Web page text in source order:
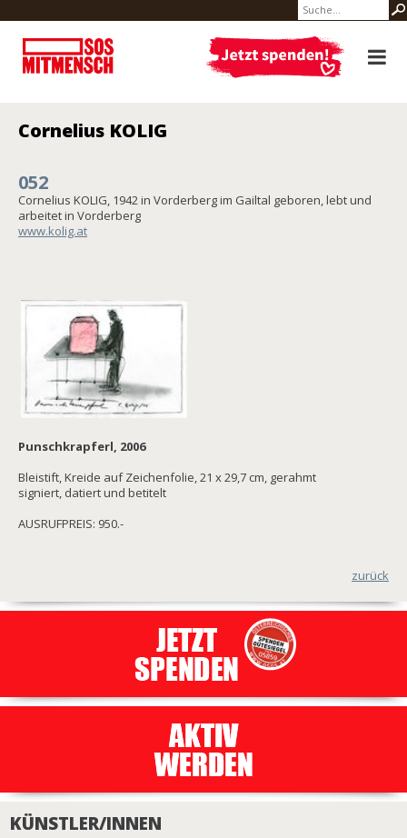
Cornelius KOLIG
052
Cornelius KOLIG, 1942 in Vorderberg im Gailtal geboren, lebt und
arbeitet in Vorderberg
www.kolig.at
Punschkrapferl, 2006
Bleistift, Kreide auf Zeichenfolie, 21 x 29,7 cm, gerahmt
signiert, datiert und betitelt
AUSRUFPREIS: 950.-
zurück
KÜNSTLER/INNEN